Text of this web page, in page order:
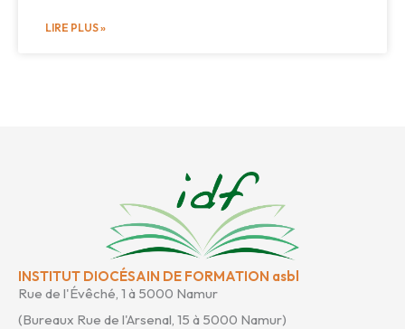
LIRE PLUS »
INSTITUT DIOCÉSAIN DE FORMATION asbl
Rue de l'Évêché, 1 à 5000 Namur
(Bureaux Rue de l'Arsenal, 15 à 5000 Namur)